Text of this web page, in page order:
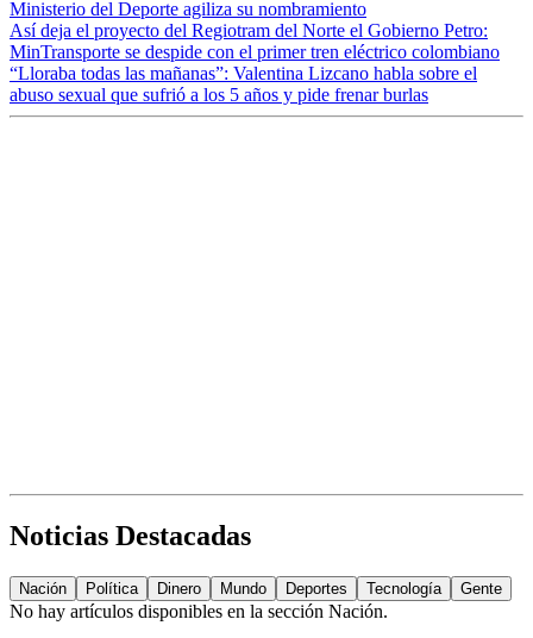
Ministerio del Deporte agiliza su nombramiento
Así deja el proyecto del Regiotram del Norte el Gobierno Petro:
MinTransporte se despide con el primer tren eléctrico colombiano
“Lloraba todas las mañanas”: Valentina Lizcano habla sobre el
abuso sexual que sufrió a los 5 años y pide frenar burlas
Noticias Destacadas
Nación Política Dinero Mundo Deportes Tecnología Gente
No hay artículos disponibles en la sección Nación.